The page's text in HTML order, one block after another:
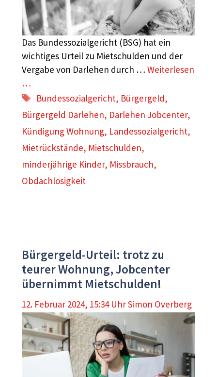
Das Bundessozialgericht (BSG) hat ein
wichtiges Urteil zu Mietschulden und der
Vergabe von Darlehen durch … Weiterlesen
…
Schlagwörter
Bundessozialgericht, Bürgergeld,
Bürgergeld Darlehen, Darlehen Jobcenter,
Kündigung Wohnung, Landessozialgericht,
Mietrückstände, Mietschulden,
minderjährige Kinder, Missbrauch,
Obdachlosigkeit
Bürgergeld-Urteil: trotz zu
teurer Wohnung, Jobcenter
übernimmt Mietschulden!
12. Februar 2024, 15:34 UhrSimon Overberg